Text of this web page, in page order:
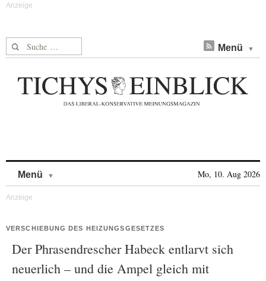
Suche nach: Menü
Menü Mo, 10. Aug 2026
VERSCHIEBUNG DES HEIZUNGSGESETZES
Der Phrasendrescher Habeck entlarvt sich
neuerlich – und die Ampel gleich mit